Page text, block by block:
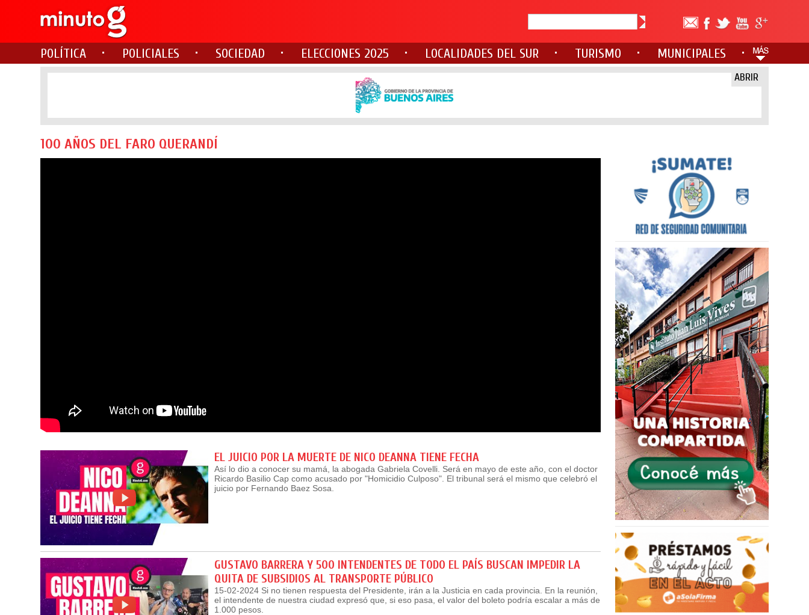
POLÍTICA POLICIALES SOCIEDAD ELECCIONES 2025 LOCALIDADES DEL SUR TURISMO MUNICIPALES
ABRIR
100 AÑOS DEL FARO QUERANDÍ
EL JUICIO POR LA MUERTE DE NICO DEANNA TIENE FECHA
Así lo dio a conocer su mamá, la abogada Gabriela Covelli. Será en mayo de este año, con el doctor
Ricardo Basilio Cap como acusado por "Homicidio Culposo". El tribunal será el mismo que celebró el
juicio por Fernando Baez Sosa.
GUSTAVO BARRERA Y 500 INTENDENTES DE TODO EL PAÍS BUSCAN IMPEDIR LA
QUITA DE SUBSIDIOS AL TRANSPORTE PÚBLICO
15-02-2024 Si no tienen respuesta del Presidente, irán a la Justicia en cada provincia. En la reunión,
el intendente de nuestra ciudad expresó que, si eso pasa, el valor del boleto podría escalar a más de
1.000 pesos.